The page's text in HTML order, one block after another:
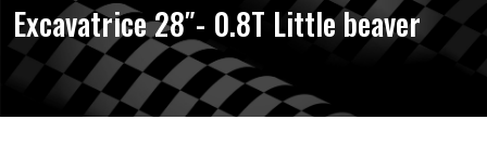
Excavatrice 28″- 0.8T Little beaver